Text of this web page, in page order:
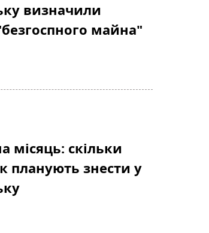
визначили
майна"
місяць: скільки
планують знести у